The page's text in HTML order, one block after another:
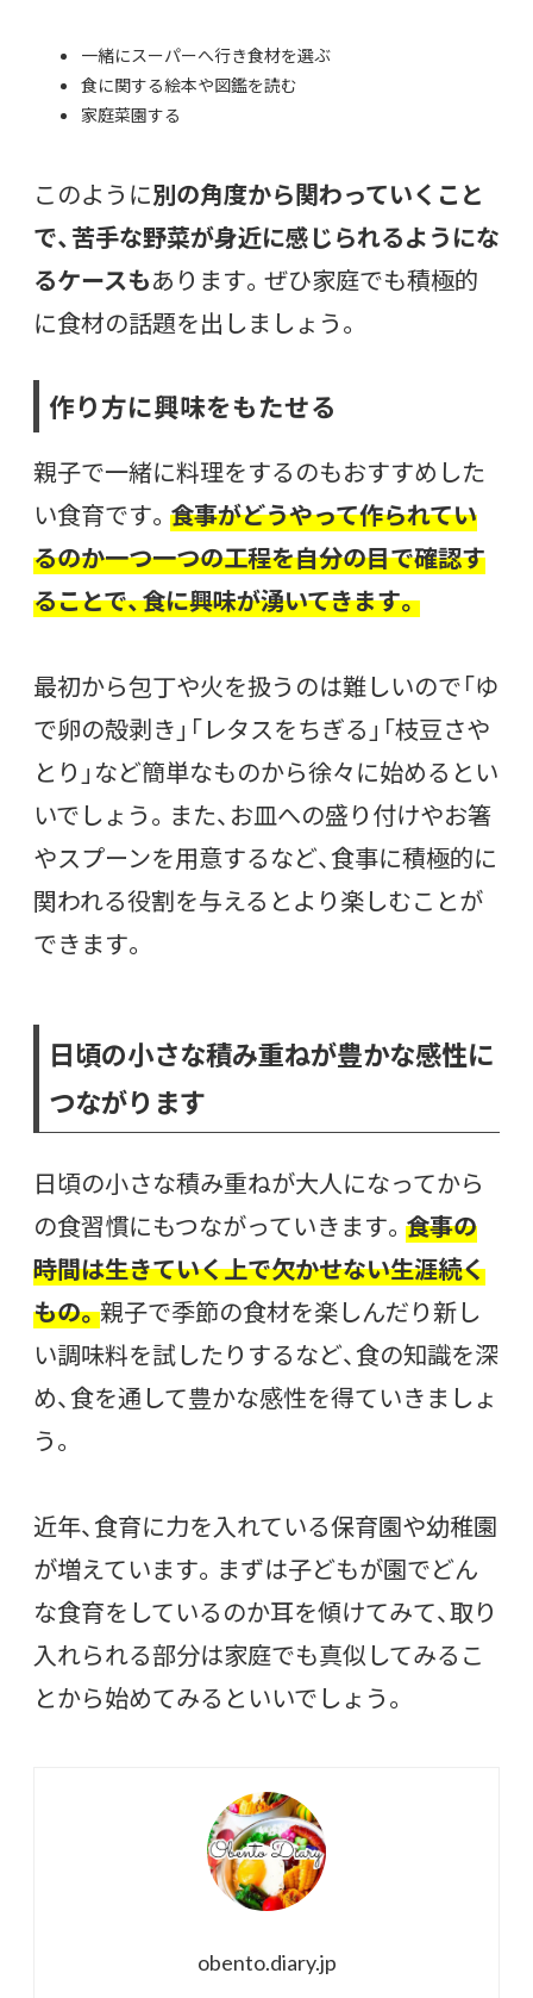
一緒にスーパーへ行き食材を選ぶ
食に関する絵本や図鑑を読む
家庭菜園する
このように別の角度から関わっていくこと
で、苦手な野菜が身近に感じられるようにな
るケースもあります。ぜひ家庭でも積極的
に食材の話題を出しましょう。
作り方に興味をもたせる
親子で一緒に料理をするのもおすすめした
い食育です。 食事がどうやって作られてい
るのか一つ一つの工程を自分の目で確認す
ることで、食に興味が湧いてきます。
最初から包丁や火を扱うのは難しいので「ゆ
で卵の殻剥き」「レタスをちぎる」「枝豆さや
とり」など簡単なものから徐々に始めるとい
いでしょう。 また、お皿への盛り付けやお箸
やスプーンを用意するなど、食事に積極的に
関われる役割を与えるとより楽しむことが
できます。
日頃の小さな積み重ねが豊かな感性に
つながります
日頃の小さな積み重ねが大人になってから
の食習慣にもつながっていきます。 食事の
時間は生きていく上で欠かせない生涯続く
もの。親子で季節の食材を楽しんだり新し
い調味料を試したりするなど、食の知識を深
め、食を通して豊かな感性を得ていきましょ
う。
近年、食育に力を入れている保育園や幼稚園
が増えています。まずは子どもが園でどん
な食育をしているのか耳を傾けてみて、取り
入れられる部分は家庭でも真似してみるこ
とから始めてみるといいでしょう。
obento.diary.jp